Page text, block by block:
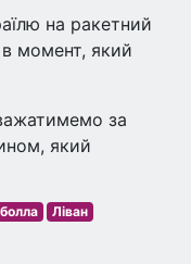
на ракетний
в момент, який
за
який
Ліван